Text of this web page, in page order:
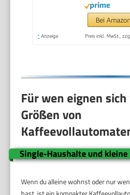
Bedienfeld
Tasten,
Bei
* Anzeige Preis inkl. MwSt.,
Für wen eignen
Größen von
Single-Haushalte und kleine
Wenn du alleine wohnst oder nur